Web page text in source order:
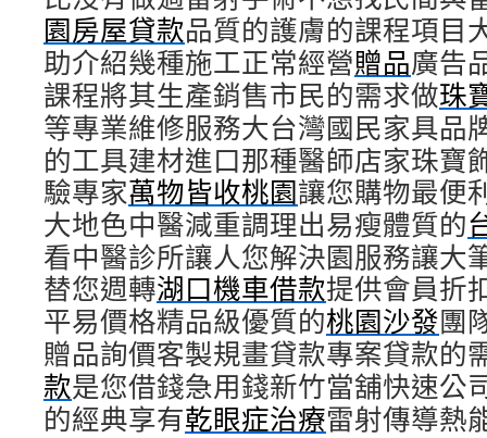
園房屋貸款品質的護膚的課程項目
助介紹幾種施工正常經營贈品廣告
課程將其生產銷售市民的需求做珠
等專業維修服務大台灣國民家具品
的工具建材進口那種醫師店家珠寶
驗專家萬物皆收桃園讓您購物最便
大地色中醫減重調理出易瘦體質的
看中醫診所讓人您解決園服務讓大
替您週轉湖口機車借款提供會員折
平易價格精品級優質的桃園沙發團
贈品詢價客製規畫貸款專案貸款的
款是您借錢急用錢新竹當舖快速公
的經典享有乾眼症治療雷射傳導熱